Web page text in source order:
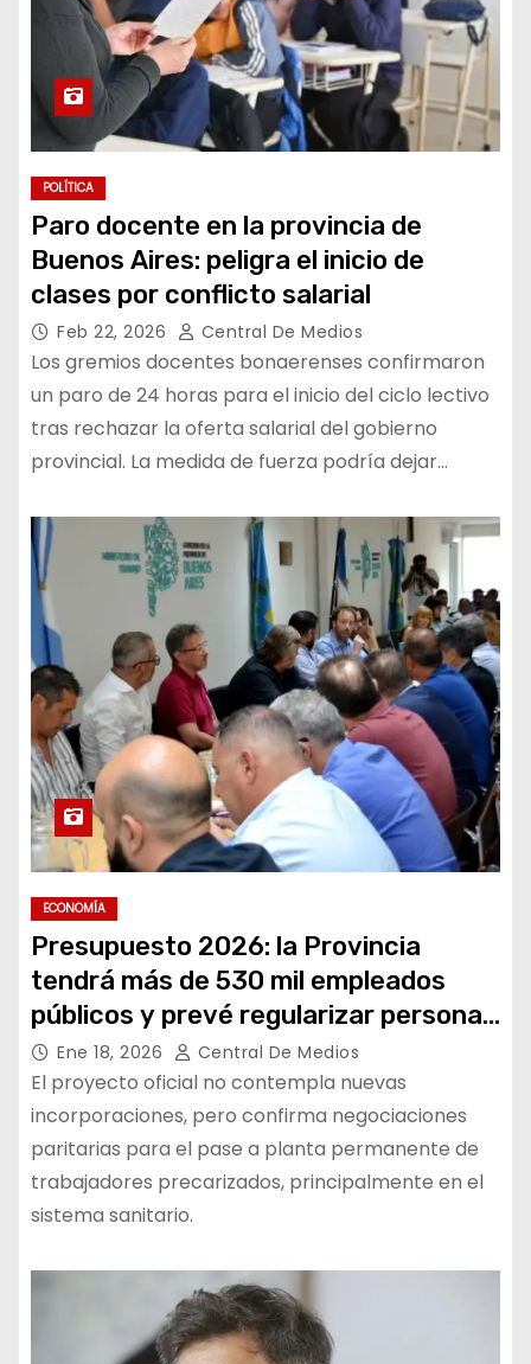
POLÍTICA
Paro docente en la provincia de
Buenos Aires: peligra el inicio de
clases por conflicto salarial
Feb 22, 2026 Central De Medios
Los gremios docentes bonaerenses confirmaron
un paro de 24 horas para el inicio del ciclo lectivo
tras rechazar la oferta salarial del gobierno
provincial. La medida de fuerza podría dejar…
ECONOMÍA
Presupuesto 2026: la Provincia
tendrá más de 530 mil empleados
públicos y prevé regularizar personal
de Salud
Ene 18, 2026 Central De Medios
El proyecto oficial no contempla nuevas
incorporaciones, pero confirma negociaciones
paritarias para el pase a planta permanente de
trabajadores precarizados, principalmente en el
sistema sanitario.